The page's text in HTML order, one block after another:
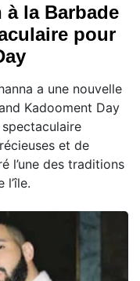
la Barbade
pour
a une nouvelle
Kadooment Day
spectaculaire
et de
l’une des traditions